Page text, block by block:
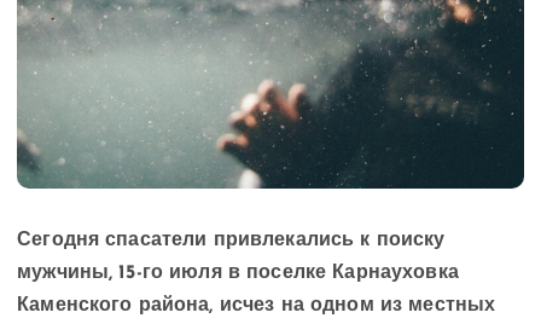
Сегодня спасатели привлекались к поиску
мужчины, 15-го июля в поселке Карнауховка
Каменского района, исчез на одном из местных